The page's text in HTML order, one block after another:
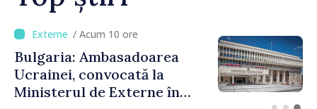
/ Acum 7 minute
Atac masiv cu drone și
rachete asupra regiunii
Odesa. Cel puțin opt